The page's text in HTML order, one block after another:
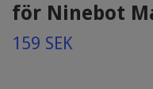
för Ninebot
159 SEK